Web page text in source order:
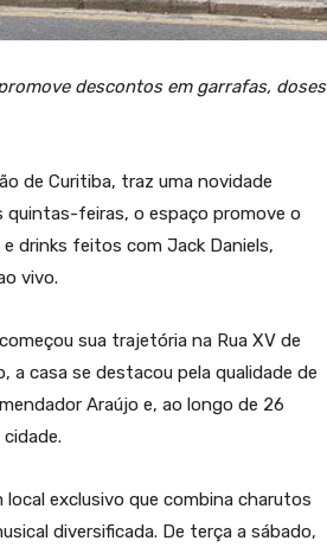
descontos em garrafas, doses
de Curitiba, traz uma novidade
quintas-feiras, o espaço promove o
drinks feitos com Jack Daniels,
vivo.
sua trajetória na Rua XV de
a casa se destacou pela qualidade de
Araújo e, ao longo de 26
local exclusivo que combina charutos
diversificada. De terça a sábado,